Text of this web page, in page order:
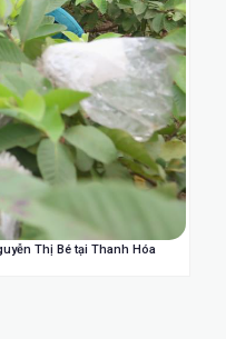
Thị Bé tại Thanh Hóa